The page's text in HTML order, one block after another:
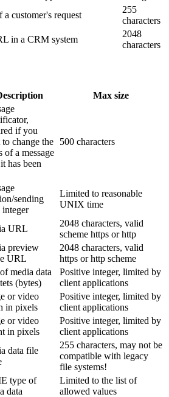
a customer's request
255
characters
in a CRM system
2048
characters
Max size
if you
change the
of a message
has been
500 characters
sending
integer
Limited to reasonable
UNIX time
URL
2048 characters, valid
scheme https or http
preview
URL
2048 characters, valid
https or http scheme
media data
(bytes)
Positive integer, limited by
client applications
or video
in pixels
Positive integer, limited by
client applications
or video
in pixels
Positive integer, limited by
client applications
data file
255 characters, may not be
compatible with legacy
file systems!
type of
data
Limited to the list of
allowed values